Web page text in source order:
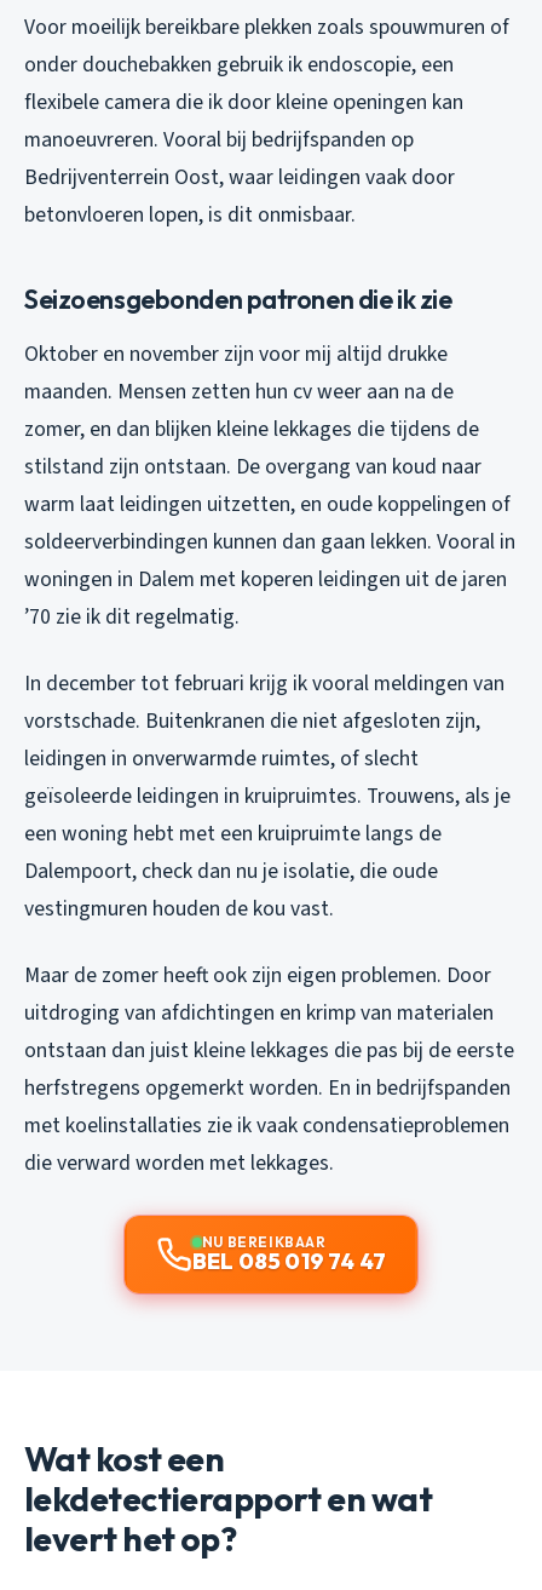
Voor moeilijk bereikbare plekken zoals spouwmuren of
onder douchebakken gebruik ik endoscopie, een
flexibele camera die ik door kleine openingen kan
manoeuvreren. Vooral bij bedrijfspanden op
Bedrijventerrein Oost, waar leidingen vaak door
betonvloeren lopen, is dit onmisbaar.
Seizoensgebonden patronen die ik zie
Oktober en november zijn voor mij altijd drukke
maanden. Mensen zetten hun cv weer aan na de
zomer, en dan blijken kleine lekkages die tijdens de
stilstand zijn ontstaan. De overgang van koud naar
warm laat leidingen uitzetten, en oude koppelingen of
soldeerverbindingen kunnen dan gaan lekken. Vooral in
woningen in Dalem met koperen leidingen uit de jaren
’70 zie ik dit regelmatig.
In december tot februari krijg ik vooral meldingen van
vorstschade. Buitenkranen die niet afgesloten zijn,
leidingen in onverwarmde ruimtes, of slecht
geïsoleerde leidingen in kruipruimtes. Trouwens, als je
een woning hebt met een kruipruimte langs de
Dalempoort, check dan nu je isolatie, die oude
vestingmuren houden de kou vast.
Maar de zomer heeft ook zijn eigen problemen. Door
uitdroging van afdichtingen en krimp van materialen
ontstaan dan juist kleine lekkages die pas bij de eerste
herfstregens opgemerkt worden. En in bedrijfspanden
met koelinstallaties zie ik vaak condensatieproblemen
die verward worden met lekkages.
NU BEREIKBAAR
BEL 085 019 74 47
Wat kost een
lekdetectierapport en wat
levert het op?